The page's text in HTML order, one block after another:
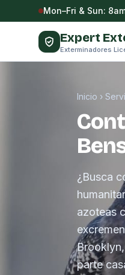
Saltar al contenido
Mon–Fri & Sun:
Expert
Exterminadores
Inicio ›
¿Busca
azoteas
parte